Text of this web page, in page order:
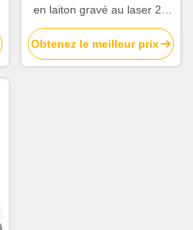
en laiton gravé au laser 2D
avec logo personnalisé pour
souvenirs et événements
commémoratifs
Obtenez le meilleur prix